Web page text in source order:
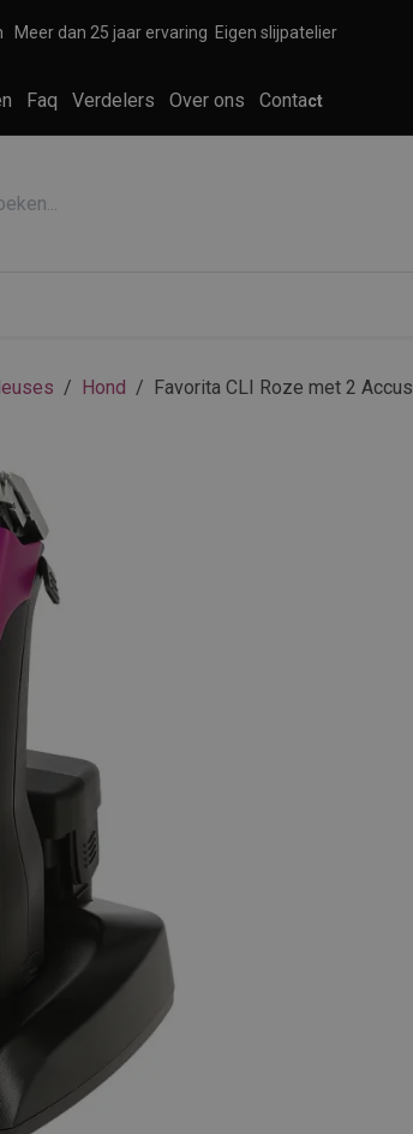
Meer dan 25 jaar ervaring Eigen slijpatelier
Faq Verdelers Over ons Contact
Hond Favorita CLI Roze met 2 Accus